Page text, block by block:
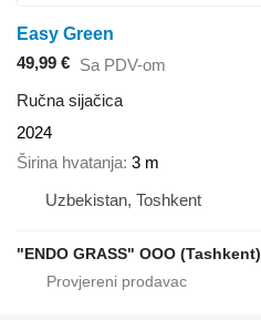
Easy Green
49,99 € Sa PDV-om
Ručna sijačica
2024
Širina hvatanja 3 m
Uzbekistan, Toshkent
"ENDO GRASS" OOO (Tashkent)